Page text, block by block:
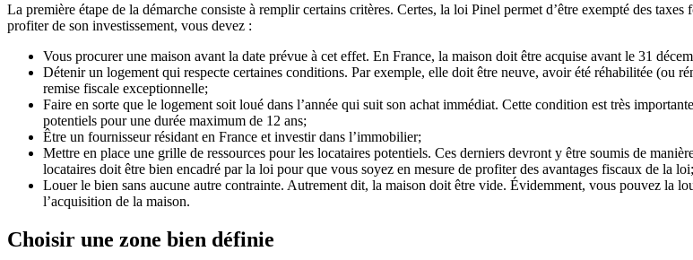
La première étape de la démarche consiste à remplir certains critères. Certes, la loi Pinel permet d’être exempté des
profiter de son investissement, vous devez :
Vous procurer une maison avant la date prévue à cet effet. En France, la maison doit être acquise avant le 31
Détenir un logement qui respecte certaines conditions. Par exemple, elle doit être neuve, avoir été réhabilitée (ou
remise fiscale exceptionnelle;
Faire en sorte que le logement soit loué dans l’année qui suit son achat immédiat. Cette condition est très
potentiels pour une durée maximum de 12 ans;
Être un fournisseur résidant en France et investir dans l’immobilier;
Mettre en place une grille de ressources pour les locataires potentiels. Ces derniers devront y être soumis de
locataires doit être bien encadré par la loi pour que vous soyez en mesure de profiter des avantages fiscaux de la loi;
Louer le bien sans aucune autre contrainte. Autrement dit, la maison doit être vide. Évidemment, vous pouvez la
l’acquisition de la maison.
Choisir une zone bien définie